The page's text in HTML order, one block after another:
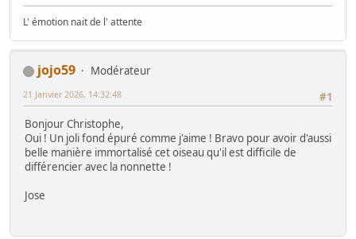
L' émotion nait de l' attente
jojo59
Modérateur
#1
21 Janvier 2026, 14:32:48
Bonjour Christophe,
Oui ! Un joli fond épuré comme j'aime ! Bravo pour avoir d'aussi
belle manière immortalisé cet oiseau qu'il est difficile de
différencier avec la nonnette !
Jose